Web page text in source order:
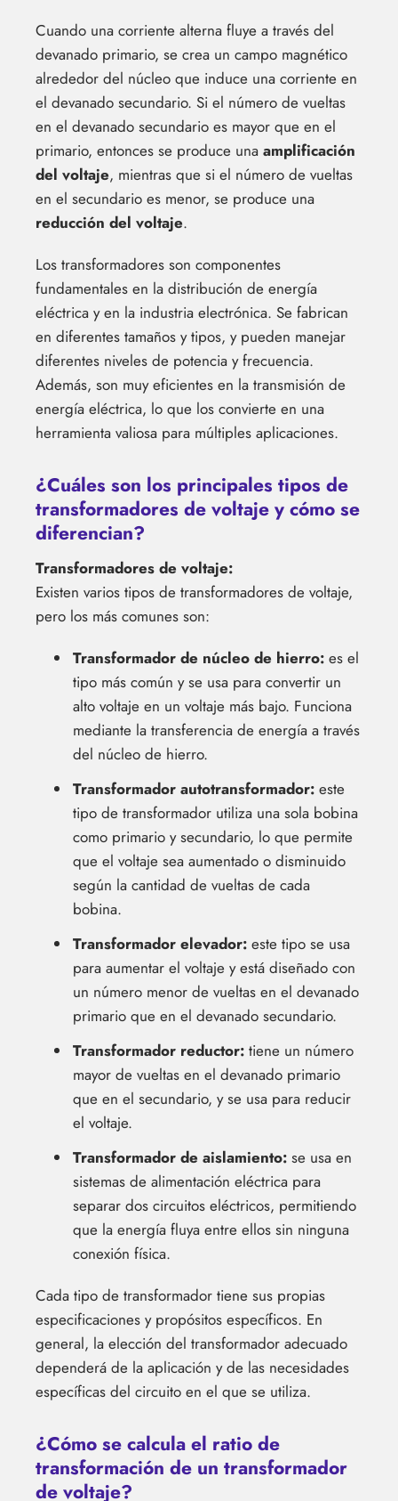
Cuando una corriente alterna fluye a través del
devanado primario, se crea un campo magnético
alrededor del núcleo que induce una corriente en
el devanado secundario. Si el número de vueltas
en el devanado secundario es mayor que en el
primario, entonces se produce una amplificación
del voltaje, mientras que si el número de vueltas
en el secundario es menor, se produce una
reducción del voltaje.
Los transformadores son componentes
fundamentales en la distribución de energía
eléctrica y en la industria electrónica. Se fabrican
en diferentes tamaños y tipos, y pueden manejar
diferentes niveles de potencia y frecuencia.
Además, son muy eficientes en la transmisión de
energía eléctrica, lo que los convierte en una
herramienta valiosa para múltiples aplicaciones.
¿Cuáles son los principales tipos de
transformadores de voltaje y cómo se
diferencian?
Transformadores de voltaje:
Existen varios tipos de transformadores de voltaje,
pero los más comunes son:
Transformador de núcleo de hierro: es el
tipo más común y se usa para convertir un
alto voltaje en un voltaje más bajo. Funciona
mediante la transferencia de energía a través
del núcleo de hierro.
Transformador autotransformador: este
tipo de transformador utiliza una sola bobina
como primario y secundario, lo que permite
que el voltaje sea aumentado o disminuido
según la cantidad de vueltas de cada
bobina.
Transformador elevador: este tipo se usa
para aumentar el voltaje y está diseñado con
un número menor de vueltas en el devanado
primario que en el devanado secundario.
Transformador reductor: tiene un número
mayor de vueltas en el devanado primario
que en el secundario, y se usa para reducir
el voltaje.
Transformador de aislamiento: se usa en
sistemas de alimentación eléctrica para
separar dos circuitos eléctricos, permitiendo
que la energía fluya entre ellos sin ninguna
conexión física.
Cada tipo de transformador tiene sus propias
especificaciones y propósitos específicos. En
general, la elección del transformador adecuado
dependerá de la aplicación y de las necesidades
específicas del circuito en el que se utiliza.
¿Cómo se calcula el ratio de
transformación de un transformador
de voltaje?